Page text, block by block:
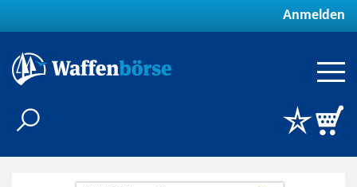
Anmelden